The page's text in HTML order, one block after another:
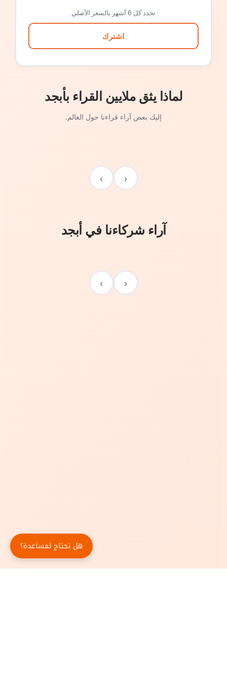
تجدد كل 6 أشهر بالسعر الأصلي
اشترك
لماذا يثق ملايين القراء بأبجد
إليك بعض آراء قراءنا حول العالم.
‹
›
آراء شركاءنا في أبجد
‹
›
هل تحتاج لمساعدة؟